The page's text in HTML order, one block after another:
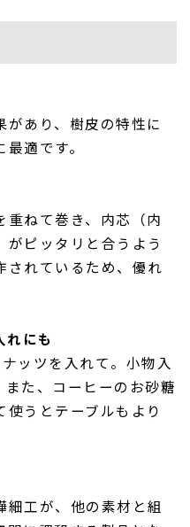
あり、樹皮の特性に
適です。
ねて巻き、内芯（内
ピッタリと合うよう
されているため、優れ
にも
ッツを入れて。小物入
た、コーヒーのお砂糖
うとテーブルもより
工が、他の素材と組